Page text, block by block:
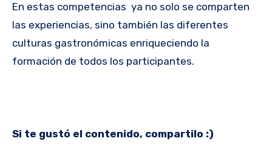
En estas competencias ya no solo se comparten
las experiencias, sino también las diferentes
culturas gastronómicas enriqueciendo la
formación de todos los participantes.
Si te gustó el contenido, compartilo :)